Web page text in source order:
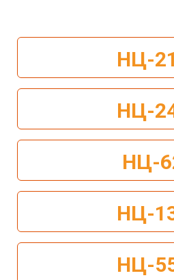
НЦ-
НЦ-
НЦ-
НЦ-
НЦ-